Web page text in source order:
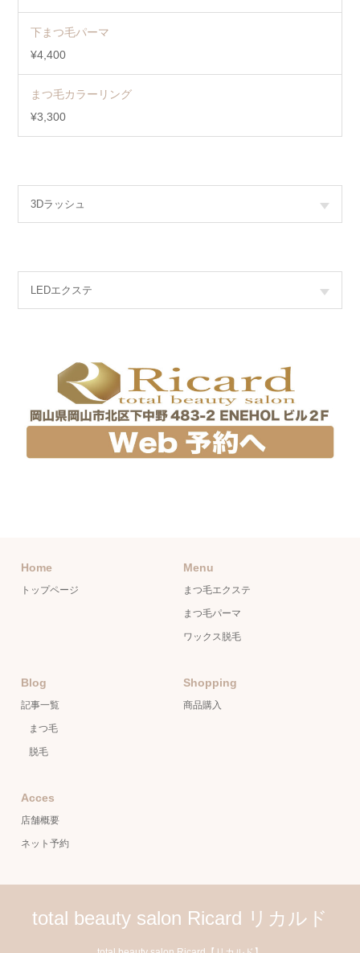
下まつ毛パーマ
¥4,400
まつ毛カラーリング
¥3,300
3Dラッシュ
LEDエクステ
Home
トップページ
Menu
まつ毛エクステ
まつ毛パーマ
ワックス脱毛
Blog
記事一覧
まつ毛
脱毛
Shopping
商品購入
Acces
店舗概要
ネット予約
total beauty salon Ricard リカルド